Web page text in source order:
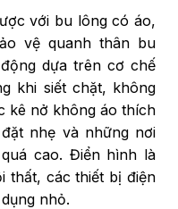
với bu lông có áo,
vệ quanh thân bu
dựa trên cơ chế
khi siết chặt, không
kê nở không áo thích
nhẹ và những nơi
cao. Điển hình là
thất, các thiết bị điện
nhỏ.